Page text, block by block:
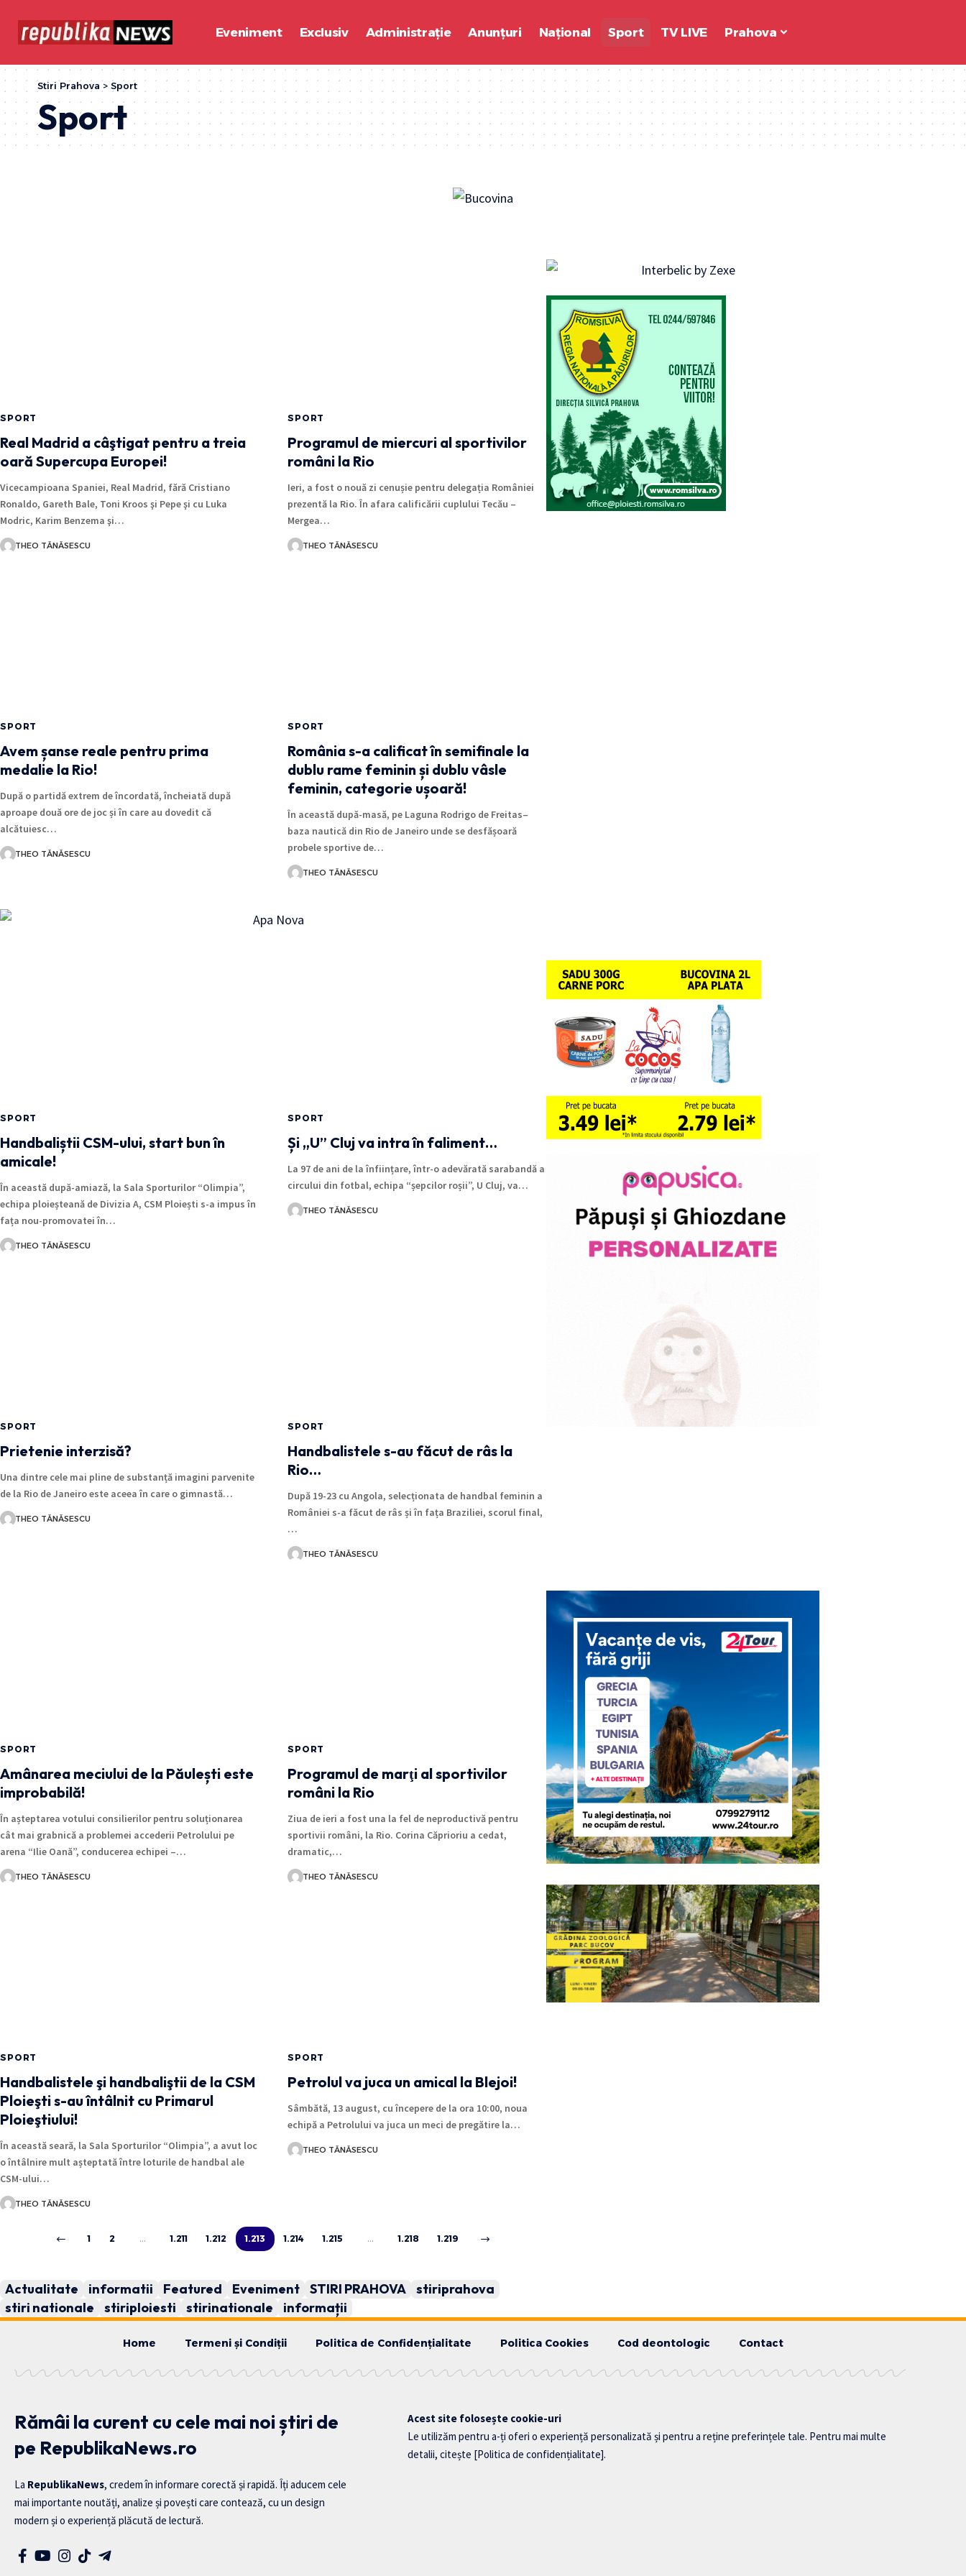
Eveniment Exclusiv Administrație Anunțuri Național Sport TV LIVE Prahova
Stiri Prahova > Sport
Sport
SPORT
Real Madrid a câştigat pentru a treia
oară Supercupa Europei!
Vicecampioana Spaniei, Real Madrid, fără Cristiano
Ronaldo, Gareth Bale, Toni Kroos şi Pepe şi cu Luka
Modric, Karim Benzema şi…
THEO TĂNĂSESCU
SPORT
Programul de miercuri al sportivilor
români la Rio
Ieri, a fost o nouă zi cenușie pentru delegația României
prezentă la Rio. În afara calificării cuplului Tecău –
Mergea…
THEO TĂNĂSESCU
SPORT
Avem șanse reale pentru prima
medalie la Rio!
După o partidă extrem de încordată, încheiată după
aproape două ore de joc și în care au dovedit că
alcătuiesc…
THEO TĂNĂSESCU
SPORT
România s-a calificat în semifinale la
dublu rame feminin și dublu vâsle
feminin, categorie ușoară!
În această după-masă, pe Laguna Rodrigo de Freitas–
baza nautică din Rio de Janeiro unde se desfășoară
probele sportive de…
THEO TĂNĂSESCU
SPORT
Handbaliștii CSM-ului, start bun în
amicale!
În această după-amiază, la Sala Sporturilor “Olimpia”,
echipa ploieșteană de Divizia A, CSM Ploiești s-a impus în
fața nou-promovatei în…
THEO TĂNĂSESCU
SPORT
Și „U” Cluj va intra în faliment…
La 97 de ani de la înființare, într-o adevărată sarabandă a
circului din fotbal, echipa “șepcilor roșii”, U Cluj, va…
THEO TĂNĂSESCU
SPORT
Prietenie interzisă?
Una dintre cele mai pline de substanță imagini parvenite
de la Rio de Janeiro este aceea în care o gimnastă…
THEO TĂNĂSESCU
SPORT
Handbalistele s-au făcut de râs la
Rio…
După 19-23 cu Angola, selecționata de handbal feminin a
României s-a făcut de râs și în fața Braziliei, scorul final,
…
THEO TĂNĂSESCU
SPORT
Amânarea meciului de la Păulești este
improbabilă!
În așteptarea votului consilierilor pentru soluționarea
cât mai grabnică a problemei accederii Petrolului pe
arena “Ilie Oană”, conducerea echipei –…
THEO TĂNĂSESCU
SPORT
Programul de marţi al sportivilor
români la Rio
Ziua de ieri a fost una la fel de neproductivă pentru
sportivii români, la Rio. Corina Căprioriu a cedat,
dramatic,…
THEO TĂNĂSESCU
SPORT
Handbalistele şi handbaliştii de la CSM
Ploieşti s-au întâlnit cu Primarul
Ploieştiului!
În această seară, la Sala Sporturilor “Olimpia”, a avut loc
o întâlnire mult așteptată între loturile de handbal ale
CSM-ului…
THEO TĂNĂSESCU
SPORT
Petrolul va juca un amical la Blejoi!
Sâmbătă, 13 august, cu începere de la ora 10:00, noua
echipă a Petrolului va juca un meci de pregătire la…
THEO TĂNĂSESCU
1 2 … 1.211 1.212 1.213 1.214 1.215 … 1.218 1.219
Actualitate informatii Featured Eveniment STIRI PRAHOVA
stiriprahova
stiri nationale
stiriploiesti stirinationale informații
Home Termeni și Condiții Politica de Confidențialitate Politica Cookies Cod deontologic Contact
Rămâi la curent cu cele mai noi știri de
pe RepublikaNews.ro
La RepublikaNews, credem în informare corectă și rapidă. Îți aducem cele
mai importante noutăți, analize și povești care contează, cu un design
modern și o experiență plăcută de lectură.
Acest site folosește cookie-uri
Le utilizăm pentru a-ți oferi o experiență personalizată și pentru a reține preferințele tale. Pentru mai multe
detalii, citește [Politica de confidențialitate].